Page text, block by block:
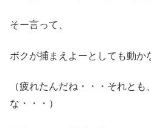
そー言って、
ボクが捕まえよーとしても動か
（疲れたんだね・・・それと
な・・・）